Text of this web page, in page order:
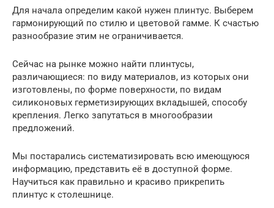
Для начала определим какой нужен плинтус. Выберем
гармонирующий по стилю и цветовой гамме. К счастью
разнообразие этим не ограничивается.
Сейчас на рынке можно найти плинтусы,
различающиеся: по виду материалов, из которых они
изготовлены, по форме поверхности, по видам
силиконовых герметизирующих вкладышей, способу
крепления. Легко запутаться в многообразии
предложений.
Мы постарались систематизировать всю имеющуюся
информацию, представить её в доступной форме.
Научиться как правильно и красиво прикрепить
плинтус к столешнице.